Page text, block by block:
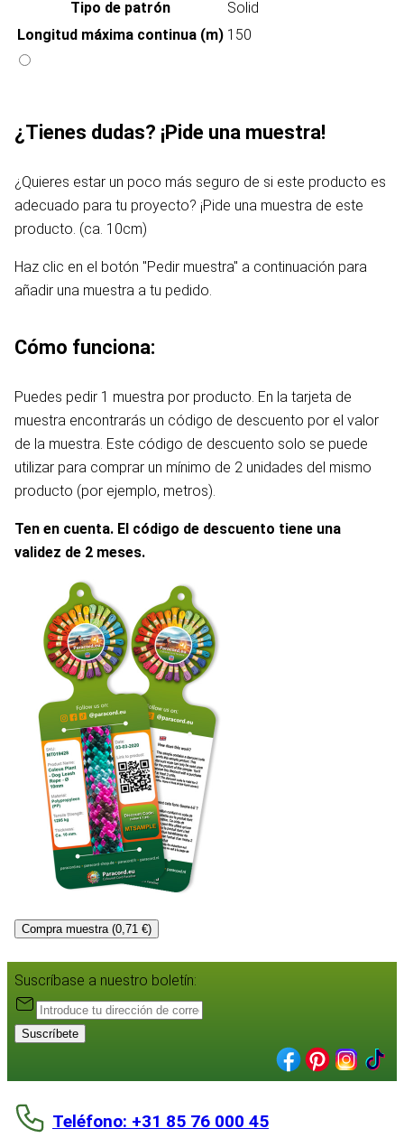
Tipo de patrón
Solid
Longitud máxima continua (m) 150
¿Tienes dudas? ¡Pide una muestra!
¿Quieres estar un poco más seguro de si este producto es
adecuado para tu proyecto? ¡Pide una muestra de este
producto. (ca. 10cm)
Haz clic en el botón "Pedir muestra" a continuación para
añadir una muestra a tu pedido.
Cómo funciona:
Puedes pedir 1 muestra por producto. En la tarjeta de
muestra encontrarás un código de descuento por el valor
de la muestra. Este código de descuento solo se puede
utilizar para comprar un mínimo de 2 unidades del mismo
producto (por ejemplo, metros).
Ten en cuenta. El código de descuento tiene una
validez de 2 meses.
Compra muestra (0,71 €)
Suscríbase a nuestro boletín:
Suscríbete
Teléfono: +31 85 76 000 45